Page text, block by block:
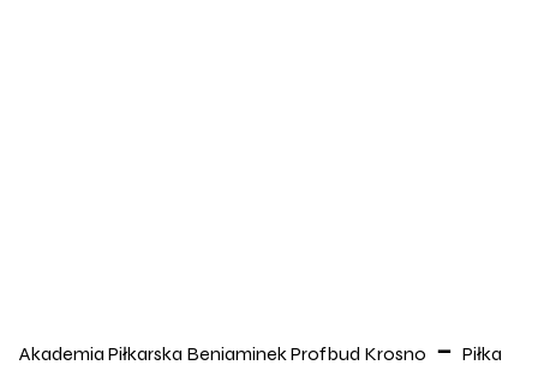
Akademia Piłkarska Beniaminek Profbud Krosno
Piłka